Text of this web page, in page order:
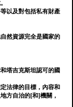
以及對包括私有財產
然資源完全是國家的
塔吉克斯坦認可的國
法律的目標，內容和
方自治的[和]機關，